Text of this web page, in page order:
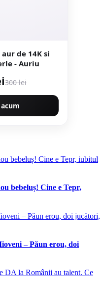
de 14K si
- Auriu
300 lei
bebeluș! Cine e Tepr,
– Păun erou, doi